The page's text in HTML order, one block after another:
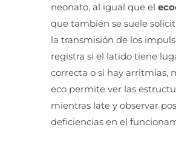
neonato, al igual que el
que también se suele
la transmisión de los
registra si el latido tiene
correcta o si hay arritmias,
eco permite ver las
mientras late y observar
deficiencias en el